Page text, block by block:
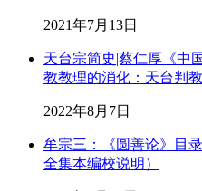
2021年7月13日
天台宗简史|蔡仁厚《中
教教理的消化：天台判
2022年8月7日
牟宗三：《圆善论》目
全集本编校说明）